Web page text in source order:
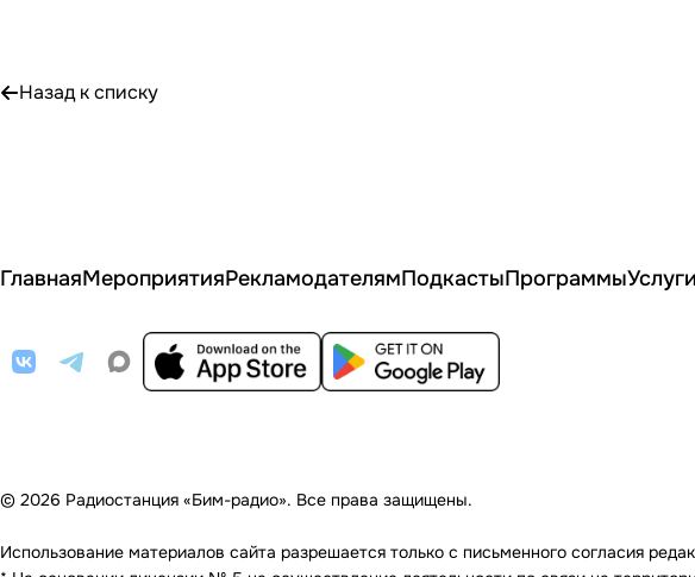
Назад к списку
ГлавнаяМероприятияРекламодателямПодкастыПрограммыУслуги
© 2026 Радиостанция «Бим-радио». Все права защищены.
Использование материалов сайта разрешается только с письменного согласия